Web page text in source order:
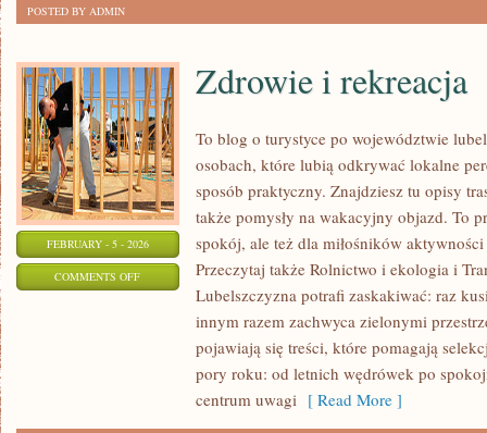
POSTED BY ADMIN
FEBRUARY - 5 - 2026
COMMENTS OFFON
REKREACJA
Zdrowie i rekreacja
To blog o turystyce po województwie
osobach, które lubią odkrywać lokalne
sposób praktyczny. Znajdziesz tu opisy
także pomysły na wakacyjny objazd. To
spokój, ale też dla miłośników
Przeczytaj także Rolnictwo i ekologia i
Lubelszczyzna potrafi zaskakiwać: raz
innym razem zachwyca zielonymi
pojawiają się treści, które pomagają
pory roku: od letnich wędrówek po
centrum uwagi [ Read More ]